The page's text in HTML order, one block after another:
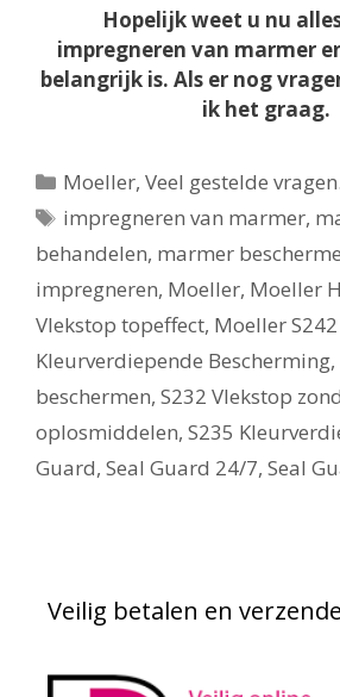
Hopelijk weet u nu
impregneren van marmer
belangrijk is. Als er nog
ik het graag.
Categorieën
Moeller,Veel gestelde vragen.
Tags
impregneren van marmer,
behandelen, marmer
impregneren, Moeller, Moeller
Vlekstop topeffect, Moeller S242
Kleurverdiepende Bescherming,
beschermen, S232 Vlekstop
oplosmiddelen, S235
Guard, Seal Guard 24/7, Seal
Veilig betalen en